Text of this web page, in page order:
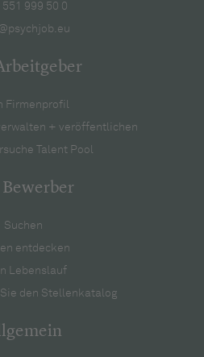
999 50 0
Firmenprofil
+ veröffentlichen
Talent Pool
Bewerber
Suchen
entdecken
Lebenslauf
den Stellenkatalog